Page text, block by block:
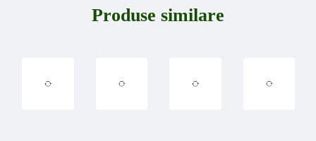
Produse similare